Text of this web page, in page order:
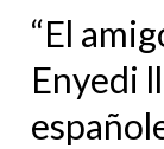
“El
Enyedi
cines
españoles